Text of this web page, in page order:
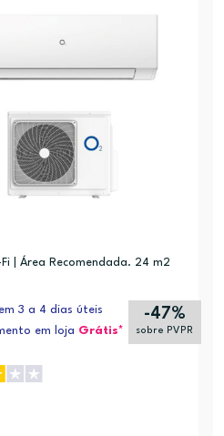
| Área Recomendada. 24 m2
3 a 4 dias úteis
em loja Grátis*
-47%
sobre PVPR